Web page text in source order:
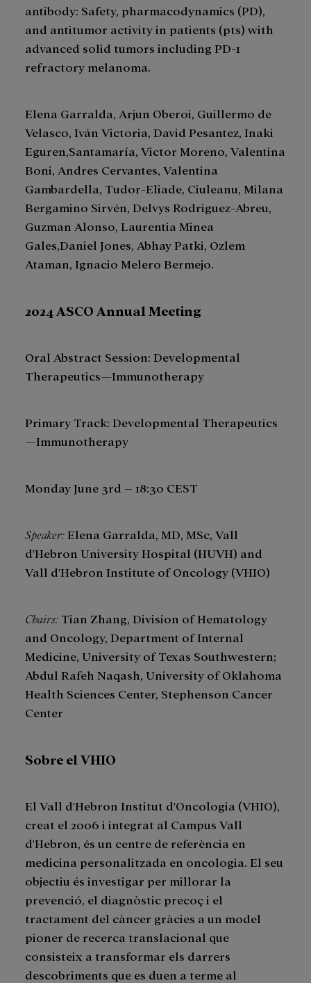
antibody: Safety, pharmacodynamics (PD),
and antitumor activity in patients (pts) with
advanced solid tumors including PD-1
refractory melanoma.
Elena Garralda, Arjun Oberoi, Guillermo de
Velasco, Iván Victoria, David Pesantez, Inaki
Eguren,Santamaría, Victor Moreno, Valentina
Boni, Andres Cervantes, Valentina
Gambardella, Tudor-Eliade, Ciuleanu, Milana
Bergamino Sirvén, Delvys Rodriguez-Abreu,
Guzman Alonso, Laurentia Minea
Gales,Daniel Jones, Abhay Patki, Ozlem
Ataman, Ignacio Melero Bermejo.
2024 ASCO Annual Meeting
Oral Abstract Session: Developmental
Therapeutics—Immunotherapy
Primary Track: Developmental Therapeutics
—Immunotherapy
Monday June 3rd – 18:30 CEST
Speaker:Elena Garralda, MD, MSc, Vall
d'Hebron University Hospital (HUVH) and
Vall d'Hebron Institute of Oncology (VHIO)
Chairs: Tian Zhang, Division of Hematology
and Oncology, Department of Internal
Medicine, University of Texas Southwestern;
Abdul Rafeh Naqash, University of Oklahoma
Health Sciences Center, Stephenson Cancer
Center
Sobre el VHIO
El Vall d'Hebron Institut d'Oncologia (VHIO),
creat el 2006 i integrat al Campus Vall
d'Hebron, és un centre de referència en
medicina personalitzada en oncologia. El seu
objectiu és investigar per millorar la
prevenció, el diagnòstic precoç i el
tractament del càncer gràcies a un model
pioner de recerca translacional que
consisteix a transformar els darrers
descobriments que es duen a terme al